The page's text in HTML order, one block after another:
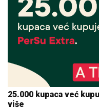
25.000 kupaca već
više